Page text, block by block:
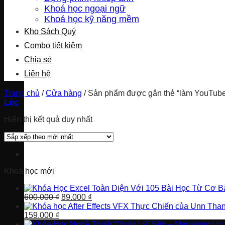
Khoá học ngoại ngữ
Khoá học kỹ năng mềm
Kho Sách Quý
Combo tiết kiệm
Chia sẻ
Liên hệ
Trang chủ / Cửa hàng /Sản phẩm được gắn thẻ “làm
Lọc
Hiển thị kết quả duy nhất
Khoá học mới
600.000₫ Giá
gốc
89.000 ₫
hiện
Giá
159.000 ₫